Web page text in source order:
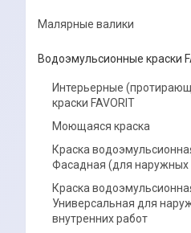
Малярные валики
Водоэмульсионные краски
Интерьерные
краски FAVORIT
Моющаяся краска
Краска
Фасадная (для наружных
Краска
Универсальная для
внутренних работ